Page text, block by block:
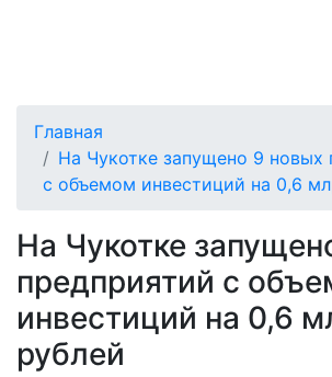
Главная
На Чукотке запущено 9 новых
с объемом инвестиций на 0,6
На Чукотке
предприятий с
инвестиций на 0,6
рублей